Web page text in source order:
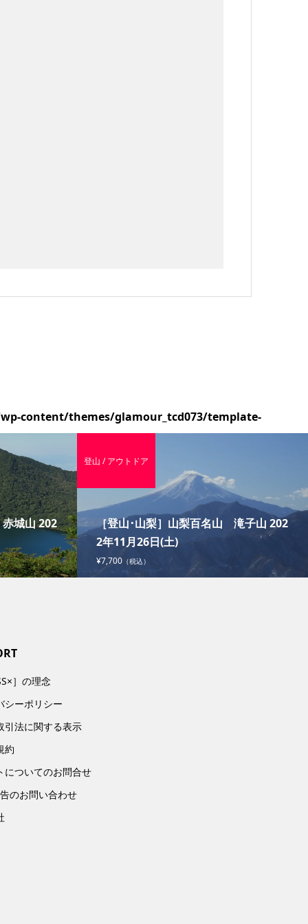
content/themes/glamour_tcd073/template-
城山 202
［登山･山梨］山梨百名山 滝子山 202
2年11月26日(土)
¥7,700（税込）
登山 / アウトドア
］の理念
シーポリシー
引法に関する表示
約
についてのお問合せ
のお問い合わせ